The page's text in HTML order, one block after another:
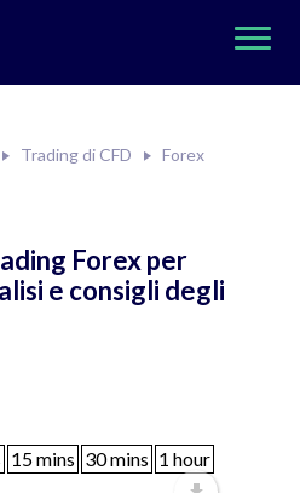
Trading di CFD
Forex
Forex per
e consigli degli